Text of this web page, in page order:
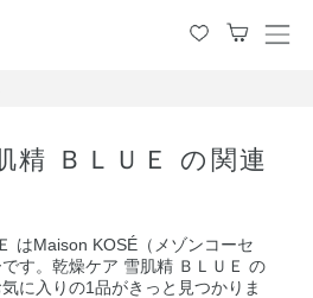
メ
精 ＢＬＵＥ の関連
はMaison KOSÉ（メゾンコーセ
す。乾燥ケア 雪肌精 ＢＬＵＥ の
に入りの1品がきっと見つかりま